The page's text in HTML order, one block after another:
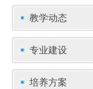
教学动态
专业建设
培养方案